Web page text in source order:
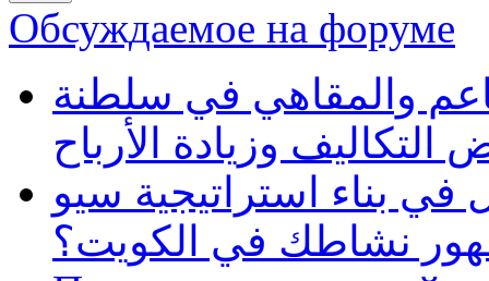
Обсуждаемое на форуме
والمقاهي في سلطنة
وزيادة الأرباح
بناء استراتيجية سيو
نشاطك في الكويت؟